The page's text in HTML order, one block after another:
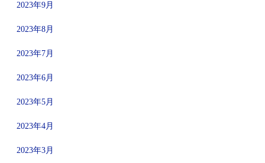
2023年9月
2023年8月
2023年7月
2023年6月
2023年5月
2023年4月
2023年3月